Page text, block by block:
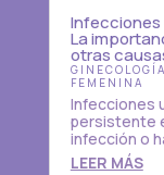
Infecciones
La
otras
GINECOLOGÍA
FEMENINA
Infecciones
persistente
infección o
LEER MÁS